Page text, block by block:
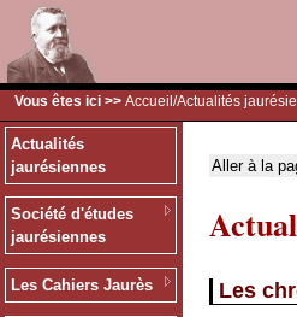
Vous êtes ici >> Accueil /Actualités
Actualités
jaurésiennes
Société d'études
jaurésiennes
Les Cahiers Jaurès
Aller à la
Les